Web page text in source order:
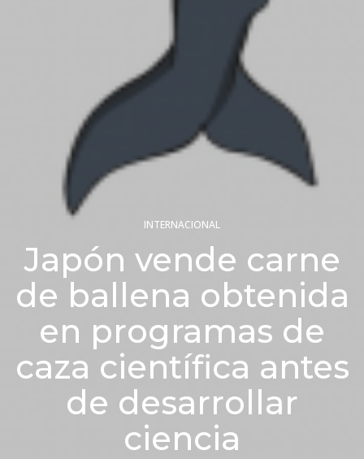
INTERNACIONAL
Japón vende carne
de ballena obtenida
en programas de
caza científica antes
de desarrollar
ciencia